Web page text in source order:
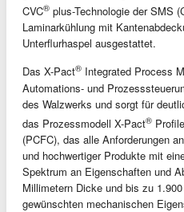
CVC® plus-Technologie der SMS
Laminarkühlung mit
Unterflurhaspel ausgestattet.
Das X-Pact® Integrated Process
Automations- und
des Walzwerks und sorgt für
das Prozessmodell X-Pact®
(PCFC), das alle Anforderungen
und hochwertiger Produkte mit
Spektrum an Eigenschaften und
Millimetern Dicke und bis zu
gewünschten mechanischen